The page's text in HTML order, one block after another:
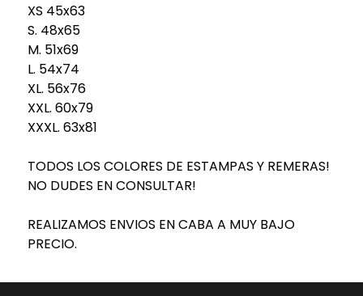
XS 45x63
S. 48x65
M. 51x69
L. 54x74
XL. 56x76
XXL. 60x79
XXXL. 63x81
TODOS LOS COLORES DE ESTAMPAS Y REMERAS!
NO DUDES EN CONSULTAR!
REALIZAMOS ENVIOS EN CABA A MUY BAJO
PRECIO.